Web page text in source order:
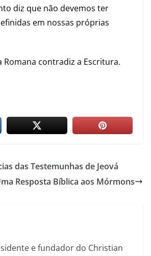
diz que não devemos ter
em nossas próprias
Romana contradiz a Escritura.
das Testemunhas de Jeová
Resposta Bíblica aos Mórmons
e fundador do Christian